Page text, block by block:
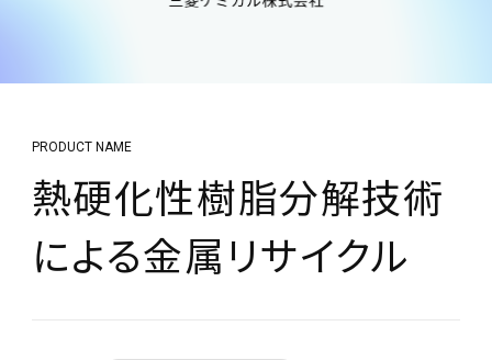
PRODUCT NAME
熱硬化性樹脂分解技術
による金属リサイクル